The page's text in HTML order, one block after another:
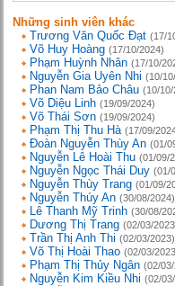
Những sinh viên khác
Trương Văn Quốc Đạt (17/
Võ Huy Hoàng (17/10/2024)
Phạm Huỳnh Nhân (17/10/
Nguyễn Gia Uyên Nhi (10/
Phan Nam Bảo Châu (10/10/
Võ Diệu Linh (19/09/2024)
Võ Thái Sơn (19/09/2024)
Phạm Thị Thu Hà (17/09/
Đoàn Nguyễn Thùy An (01/
Nguyễn Lê Hoài Thu (01/09/
Nguyễn Ngọc Thái Duy (01/
Nguyễn Thùy Trang (01/09/
Nguyễn Thúy An (30/08/2024)
Lê Thanh Mỹ Trinh (30/08/
Dương Thị Trang (02/03/
Trần Thị Anh Thi (02/03/2023)
Võ Thị Hoài Thao (02/03/
Phạm Thị Thủy Ngân (02/
Nguyễn Kim Kiều Nhi (02/